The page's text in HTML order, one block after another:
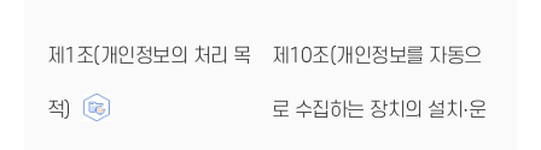
제1조(개인정보의 처리 목
적)
제10조(개인정보를 자동으
로 수집하는 장치의 설치·운